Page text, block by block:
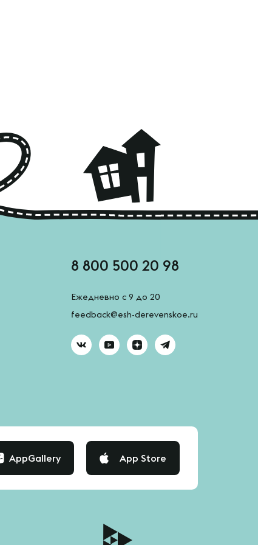
8 800 500 20 98
Ежедневно с 9 до 20
feedback@esh-derevenskoe.ru
AppGallery App Store